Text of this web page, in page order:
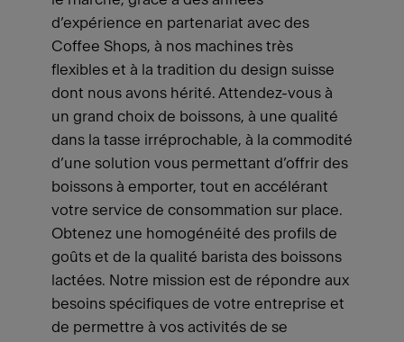
d’expérience en partenariat avec des
Coffee Shops, à nos machines très
flexibles et à la tradition du design suisse
dont nous avons hérité. Attendez-vous à
un grand choix de boissons, à une qualité
dans la tasse irréprochable, à la commodité
d’une solution vous permettant d’offrir des
boissons à emporter, tout en accélérant
votre service de consommation sur place.
Obtenez une homogénéité des profils de
goûts et de la qualité barista des boissons
lactées. Notre mission est de répondre aux
besoins spécifiques de votre entreprise et
de permettre à vos activités de se